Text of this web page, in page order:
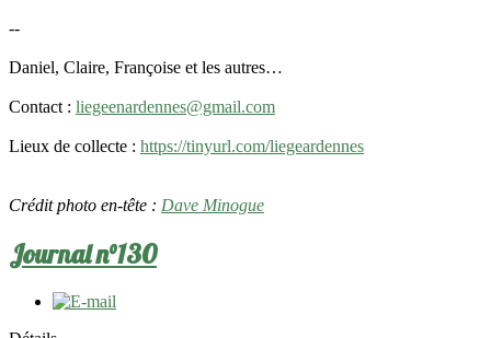
--
Daniel, Claire, Françoise et les autres…
Contact : liegeenardennes@gmail.com
Lieux de collecte : https://tinyurl.com/liegeardennes
Crédit photo en-tête : Dave Minogue
Journal n°130